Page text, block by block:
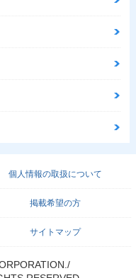
個人情報の取扱について
掲載希望の方
サイトマップ